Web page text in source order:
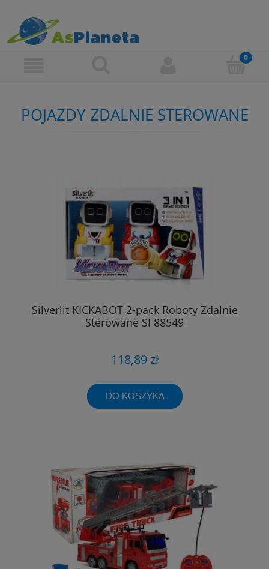
POJAZDY ZDALNIE STEROWANE
Silverlit KICKABOT 2-pack Roboty Zdalnie
Sterowane SI 88549
118,89 zł
DO KOSZYKA